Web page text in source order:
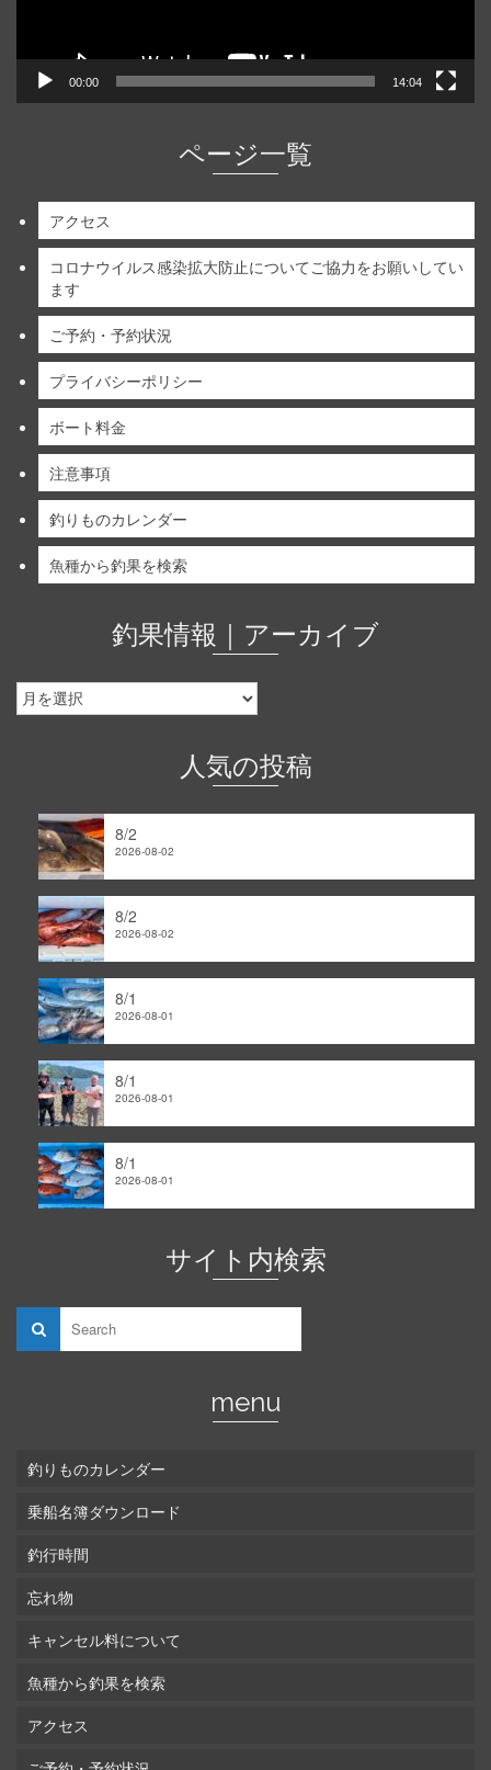
00:00 14:04
ページ一覧
アクセス
コロナウイルス感染拡大防止についてご協力をお願いしてい
ます
ご予約・予約状況
プライバシーポリシー
ボート料金
注意事項
釣りものカレンダー
魚種から釣果を検索
釣果情報｜アーカイブ
釣
果
人気の投稿
8/2
2026-08-02
8/2
2026-08-02
8/1
2026-08-01
8/1
2026-08-01
8/1
2026-08-01
サイト内検索
menu
釣りものカレンダー
乗船名簿ダウンロード
釣行時間
忘れ物
キャンセル料について
魚種から釣果を検索
アクセス